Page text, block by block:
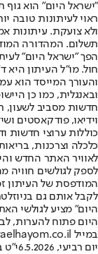
"ישראל היום" הוא
ראוי לעיתונות טובה
ולא צועקת. עיתונות
הפך "ישראל היום"
חול. מו"ל העיתון היא
והעורך המייסד הוא
חדשות מסביב לשעון,
וידיאו, פודקאסטים
כוללות ערוצי חדשות
לאוויר האתר החדש
לספק לגולשים חוויה
המודפסת של העיתון
לקבל אותם גם
היום" מציע לגולשי
היום פתוח להערות,
במייל hayom@israelhayom.co.il.
יום רביעי, 6.5.2026
י"ט